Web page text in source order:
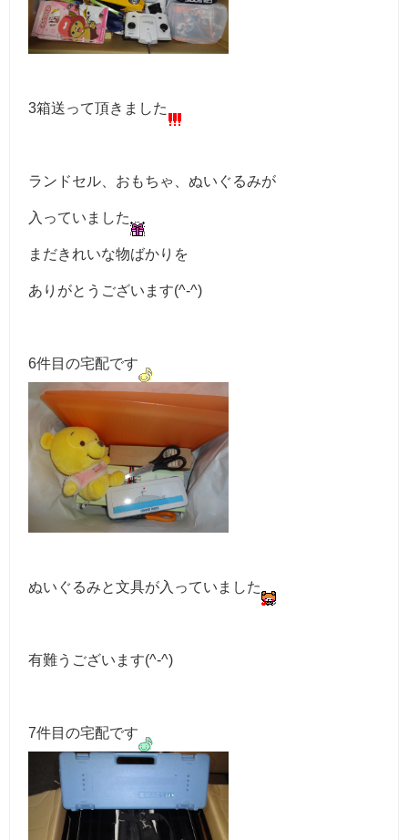
3箱送って頂きました
ランドセル、おもちゃ、ぬいぐるみが
入っていました
まだきれいな物ばかりを
ありがとうございます(^-^)
6件目の宅配です
ぬいぐるみと文具が入っていました
有難うございます(^-^)
7件目の宅配です